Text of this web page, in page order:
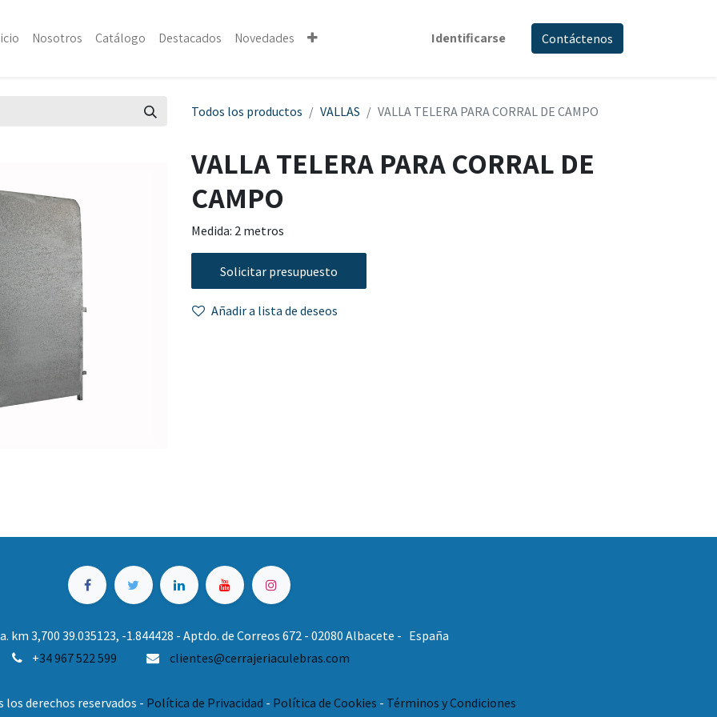
Nosotros Catálogo Destacados Novedades Identificarse Contáctenos
Todos los productos VALLAS VALLA TELERA PARA CORRAL DE CAMPO
VALLA TELERA PARA CORRAL DE
CAMPO
Medida: 2 metros
Solicitar presupuesto
Añadir a lista de deseos
km 3,700 39.035123, -1.844428 - Aptdo. de Correos 672 - 02080 Albacete - España
+34 967 522 599 clientes@cerrajeriaculebras.com
derechos reservados - Política de Privacidad - Política de Cookies - Términos y Condiciones